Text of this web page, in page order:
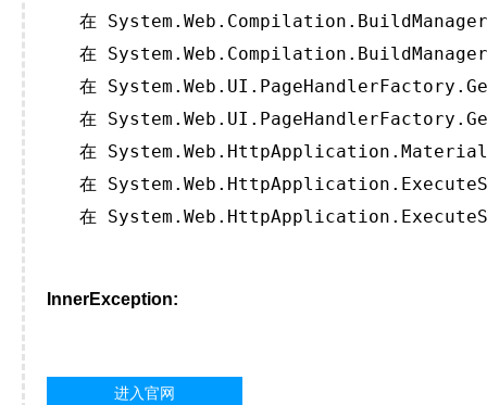
在
在
在
在
在
在
在
InnerException:
进入官网